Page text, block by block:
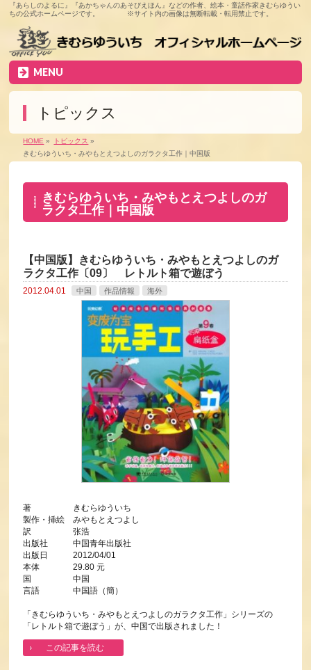
『あらしのよるに』『あかちゃんのあそびえほん』などの作者、絵本・童話作家きむらゆうい
ちの公式ホームページです。 ※サイト内の画像は無断転載・転用禁止です。
MENU
トピックス
HOME » トピックス »
きむらゆういち・みやもとえつよしのガラクタ工作｜中国版
きむらゆういち・みやもとえつよしのガ
ラクタ工作｜中国版
【中国版】きむらゆういち・みやもとえつよしのガ
ラクタ工作〔09〕 レトルト箱で遊ぼう
2012.04.01 中国 作品情報 海外
著 きむらゆういち
製作・挿絵 みやもとえつよし
訳 张浩
出版社 中国青年出版社
出版日 2012/04/01
本体 29.80 元
国 中国
言語 中国語（簡）
「きむらゆういち・みやもとえつよしのガラクタ工作」シリーズの
「レトルト箱で遊ぼう」が、中国で出版されました！
この記事を読む